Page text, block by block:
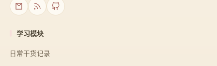
学习模块
日常干货记录